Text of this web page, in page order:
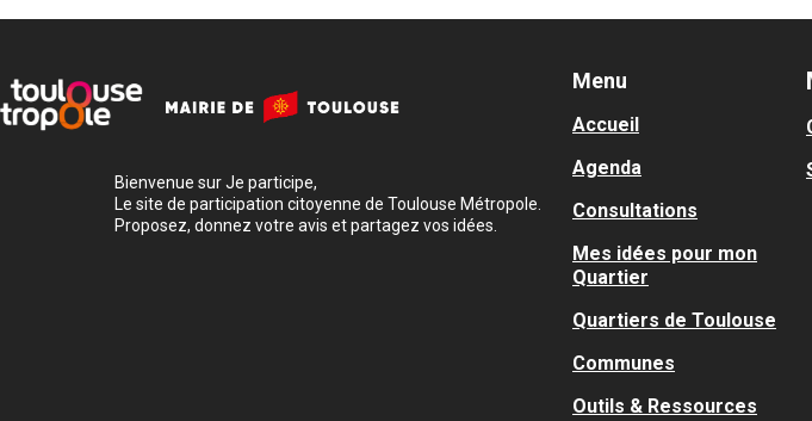
Bienvenue sur Je participe,
Le site de participation citoyenne de Toulouse Métropole.
Proposez, donnez votre avis et partagez vos idées.
Menu
Accueil
Agenda
Consultations
Mes idées pour mon
Quartier
Quartiers de Toulouse
Communes
Outils & Ressources